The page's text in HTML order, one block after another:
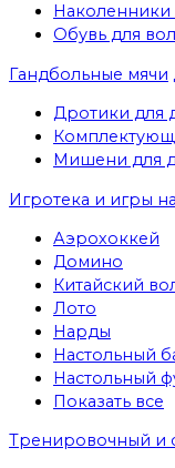
Наколенники
Обувь для
Гандбольные мячи
Дротики для
Мишени для
Игротека и игры
Аэрохоккей
Домино
Китайский
Лото
Нарды
Настольный
Настольный
Показать все
Тренировочный и